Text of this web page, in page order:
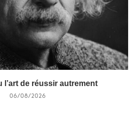
l’art de réussir autrement
06/08/2026